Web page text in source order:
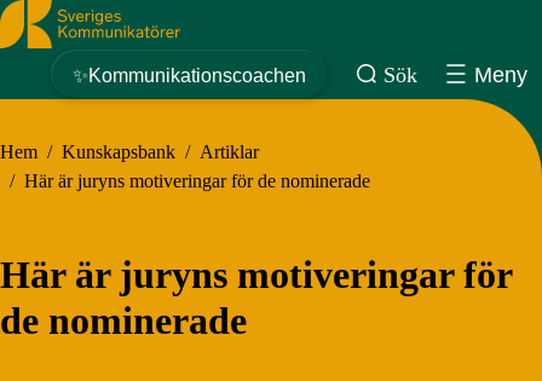
Sveriges Kommunikatörer
✨Kommunikationscoachen Sök Meny
Hem / Kunskapsbank / Artiklar
/ Här är juryns motiveringar för de nominerade
Här är juryns motiveringar för
de nominerade